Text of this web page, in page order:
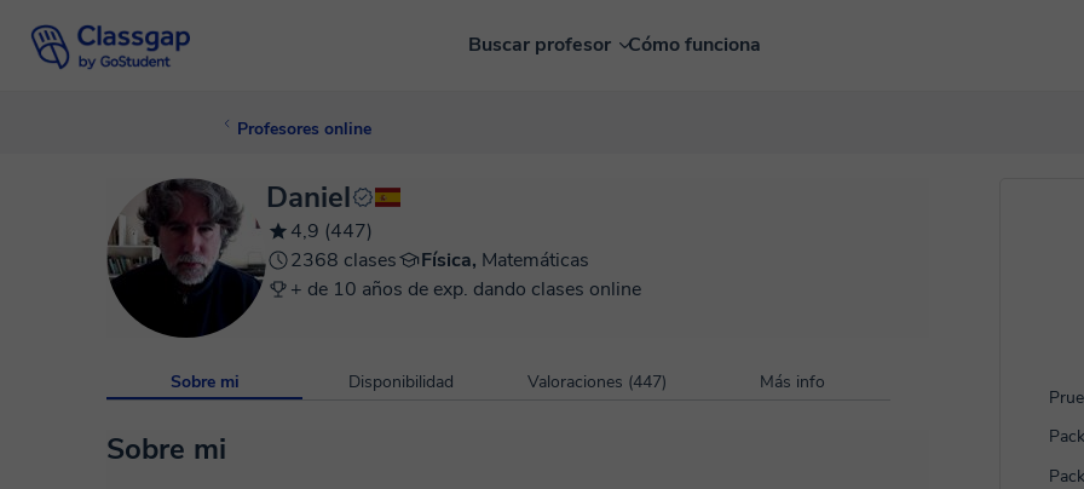
Buscar profesor Cómo funciona
Profesores online
Daniel
4,9 (447)
2368 clases
Física, Matemáticas
+ de 10 años de exp. dando clases online
Sobre mi Disponibilidad Valoraciones (447) Más info
Sobre mi